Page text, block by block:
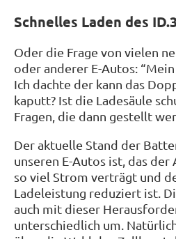
Schnelles Laden des
Oder die Frage von vielen
oder anderer E-Autos:
Ich dachte der kann das
kaputt? Ist die Ladesäule
Fragen, die dann gestellt
Der aktuelle Stand der
unseren E-Autos ist, das
so viel Strom verträgt und
Ladeleistung reduziert ist.
auch mit dieser
unterschiedlich um.